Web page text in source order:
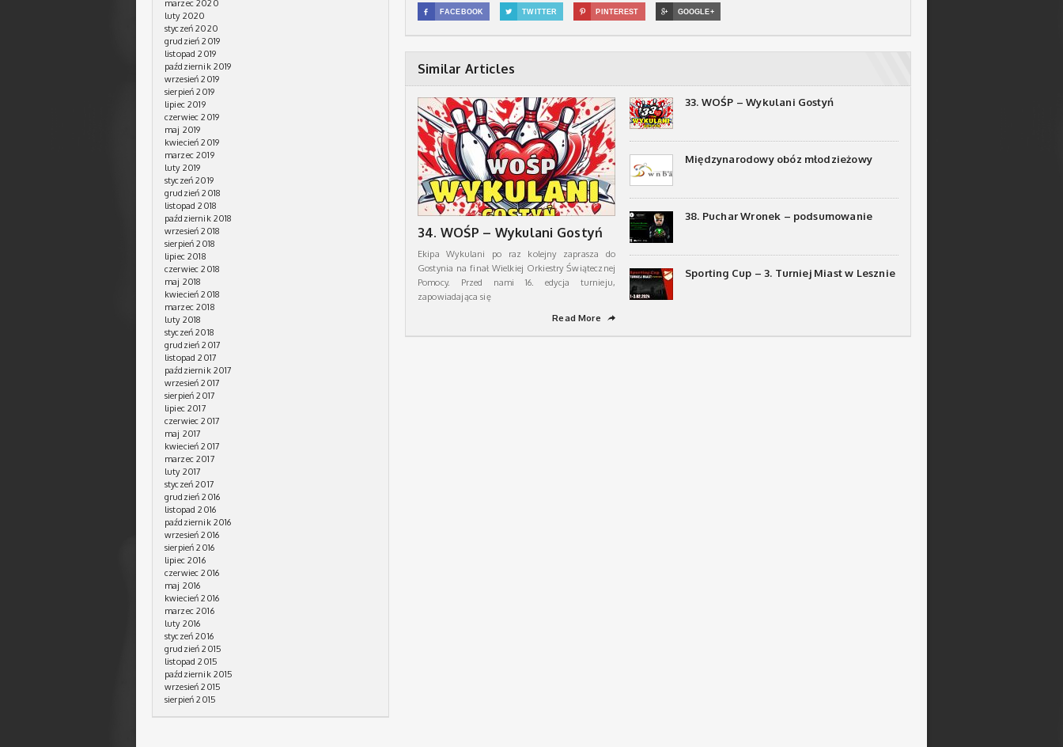
 FACEBOOK  TWITTER  PINTEREST  GOOGLE+
Similar Articles
34. WOŚP – Wykulani Gostyń
Ekipa Wykulani po raz kolejny zaprasza do
Gostynia na finał Wielkiej Orkiestry Świątecznej
Pomocy. Przed nami 16. edycja turnieju,
zapowiadająca się
Read More
➦
33. WOŚP – Wykulani Gostyń
Międzynarodowy obóz młodzieżowy
38. Puchar Wronek – podsumowanie
Sporting Cup – 3. Turniej Miast w Lesznie
marzec 2020
luty 2020
styczeń 2020
grudzień 2019
listopad 2019
październik 2019
wrzesień 2019
sierpień 2019
lipiec 2019
czerwiec 2019
maj 2019
kwiecień 2019
marzec 2019
luty 2019
styczeń 2019
grudzień 2018
listopad 2018
październik 2018
wrzesień 2018
sierpień 2018
lipiec 2018
czerwiec 2018
maj 2018
kwiecień 2018
marzec 2018
luty 2018
styczeń 2018
grudzień 2017
listopad 2017
październik 2017
wrzesień 2017
sierpień 2017
lipiec 2017
czerwiec 2017
maj 2017
kwiecień 2017
marzec 2017
luty 2017
styczeń 2017
grudzień 2016
listopad 2016
październik 2016
wrzesień 2016
sierpień 2016
lipiec 2016
czerwiec 2016
maj 2016
kwiecień 2016
marzec 2016
luty 2016
styczeń 2016
grudzień 2015
listopad 2015
październik 2015
wrzesień 2015
sierpień 2015